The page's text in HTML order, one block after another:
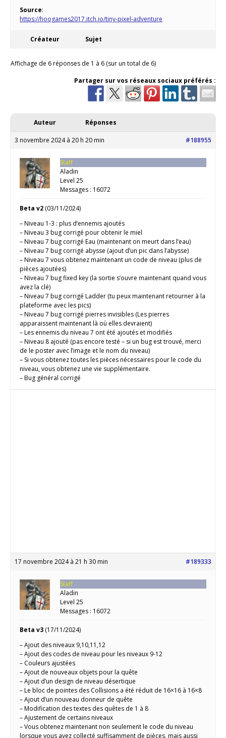
Source:
https://hoogames2017.itch.io/tiny-pixel-adventure
Créateur Sujet
Affichage de 6 réponses de 1 à 6 (sur un total de 6)
Partager sur vos réseaux sociaux préférés :
Auteur Réponses
3 novembre 2024 à 20 h 20 min #188955
Staff
Aladin
Level 25
Messages : 16072
Beta v2 (03/11/2024)
– Niveau 1-3 : plus d’ennemis ajoutés
– Niveau 3 bug corrigé pour obtenir le miel
– Niveau 7 bug corrigé Eau (maintenant on meurt dans l’eau)
– Niveau 7 bug corrigé abysse (ajout d’un pic dans l’abysse)
– Niveau 7 vous obtenez maintenant un code de niveau (plus de
pièces ajoutées)
– Niveau 7 bug fixed key (la sortie s’ouvre maintenant quand vous
avez la clé)
– Niveau 7 bug corrigé Ladder (tu peux maintenant retourner à la
plateforme avec les pics)
– Niveau 7 bug corrigé pierres invisibles (Les pierres
apparaissent maintenant là où elles devraient)
– Les ennemis du niveau 7 ont été ajoutés et modifiés
– Niveau 8 ajouté (pas encore testé – si un bug est trouvé, merci
de le poster avec l’image et le nom du niveau)
– Si vous obtenez toutes les pièces nécessaires pour le code du
niveau, vous obtenez une vie supplémentaire.
– Bug général corrigé
17 novembre 2024 à 21 h 30 min #189333
Staff
Aladin
Level 25
Messages : 16072
Beta v3 (17/11/2024)
– Ajout des niveaux 9,10,11,12
– Ajout des codes de niveau pour les niveaux 9-12
– Couleurs ajustées
– Ajout de nouveaux objets pour la quête
– Ajout d’un design de niveau désertique
– Le bloc de pointes des Collisions a été réduit de 16×16 à 16×8
– Ajout d’un nouveau donneur de quête
– Modification des textes des quêtes de 1 à 8
– Ajustement de certains niveaux
– Vous obtenez maintenant non seulement le code du niveau
lorsque vous avez collecté suffisamment de pièces, mais aussi